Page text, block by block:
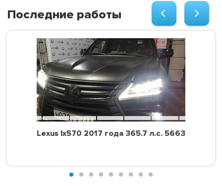
Последние работы
Lexus lx570 2017 года 365.7 л.с. 5663